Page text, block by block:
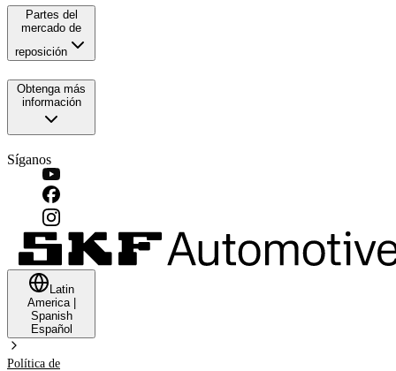
Partes del
mercado de
reposición
Obtenga más
información
Síganos
Latin
America|
Spanish
Español
Política de